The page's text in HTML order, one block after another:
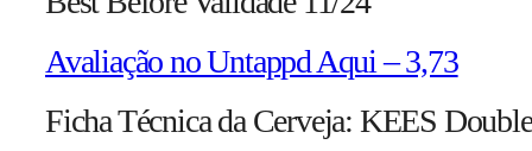
Avaliação no Untappd Aqui – 3,73
Ficha Técnica da Cerveja: KEES